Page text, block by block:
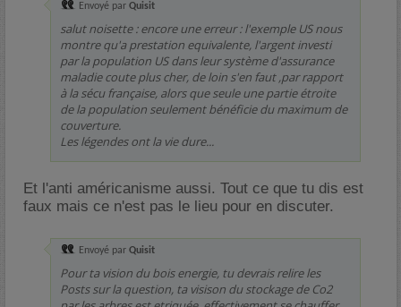
Envoyé par Quisit
salut noisette : encore une erreur : l'exemple US nous
montre qu'a prestation equivalente, l'argent investi
par la population US dans leur système d'assurance
maladie coute plus cher, de loin s'en faut ,par rapport
à la sécu française, alors que seule une partie étroite
de la population seulement bénéficie du maximum de
couverture.
Les légendes ont la vie dure...
Et l'anti américanisme aussi. Tout ce que tu dis est
faux mais ce n'est pas le lieu pour en discuter.
Envoyé par Quisit
Pour ta vision du bois energie, tu devrais relire les
Posts sur la question, ta visison du stockage de Co2